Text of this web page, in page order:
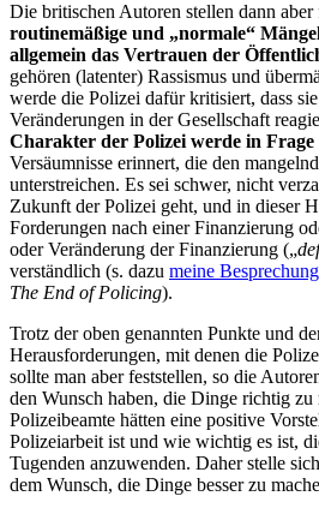
Die britischen Autoren stellen dann aber
routinemäßige und „normale“
allgemein das Vertrauen der
gehören (latenter) Rassismus und
werde die Polizei dafür kritisiert, dass
Veränderungen in der Gesellschaft
Charakter der Polizei werde in Frage
Versäumnisse erinnert, die den
unterstreichen. Es sei schwer, nicht
Zukunft der Polizei geht, und in dieser
Forderungen nach einer Finanzierung
oder Veränderung der Finanzierung („
verständlich (s. dazu meine Besprechung
The End of Policing).
Trotz der oben genannten Punkte und
Herausforderungen, mit denen die
sollte man aber feststellen, so die
den Wunsch haben, die Dinge richtig zu
Polizeibeamte hätten eine positive
Polizeiarbeit ist und wie wichtig es ist,
Tugenden anzuwenden. Daher stelle
dem Wunsch, die Dinge besser zu